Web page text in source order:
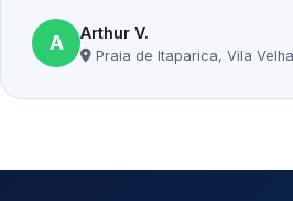
A Arthur V.
Praia de Itaparica, Vila